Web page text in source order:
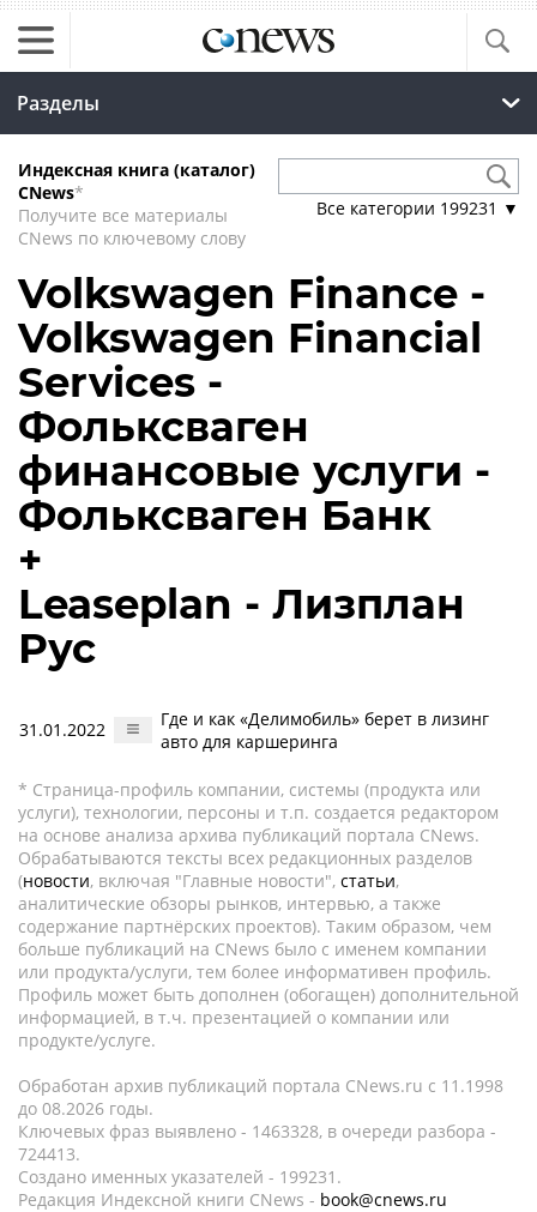
Разделы
Индексная книга (каталог)
CNews*
Получите все материалы
CNews по ключевому слову
Все категории 199231 ▼
Volkswagen Finance -
Volkswagen Financial
Services -
Фольксваген
финансовые услуги -
Фольксваген Банк
+
Leaseplan - Лизплан
Рус
31.01.2022
Где и как «Делимобиль» берет в лизинг
авто для каршеринга
* Страница-профиль компании, системы (продукта или
услуги), технологии, персоны и т.п. создается редактором
на основе анализа архива публикаций портала CNews.
Обрабатываются тексты всех редакционных разделов
(новости, включая "Главные новости", статьи,
аналитические обзоры рынков, интервью, а также
содержание партнёрских проектов). Таким образом, чем
больше публикаций на CNews было с именем компании
или продукта/услуги, тем более информативен профиль.
Профиль может быть дополнен (обогащен) дополнительной
информацией, в т.ч. презентацией о компании или
продукте/услуге.
Обработан архив публикаций портала CNews.ru c 11.1998
до 08.2026 годы.
Ключевых фраз выявлено - 1463328, в очереди разбора -
724413.
Создано именных указателей - 199231.
Редакция Индексной книги CNews - book@cnews.ru